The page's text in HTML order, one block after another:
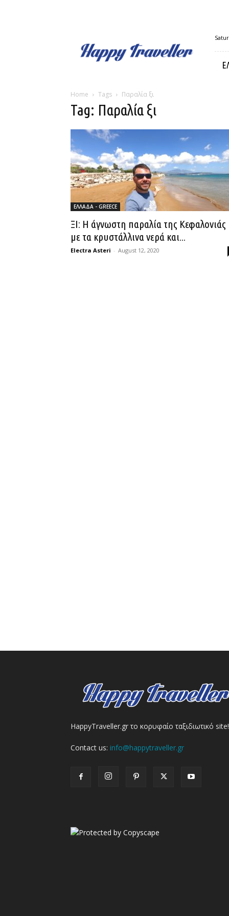
Traveller
Home Tags Παραλία ξι
Tag: Παραλία ξι
ΕΛΛΑΔΑ - GREECE
ΞΙ: Η άγνωστη παραλία της Κεφαλονιάς
με τα κρυστάλλινα νερά και...
Electra Asteri - August 12, 2020
HappyTraveller.gr το κορυφαίο ταξιδιωτικό site!
Contact us: info@happytraveller.gr